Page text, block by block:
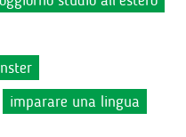
imparare una lingua